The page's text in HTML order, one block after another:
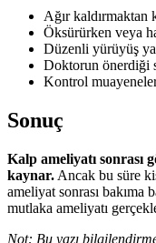
Ağır kaldırmaktan
Öksürürken veya
Düzenli yürüyüş
Doktorun önerdiği
Kontrol
Sonuç
Kalp ameliyatı sonrası
kaynar. Ancak bu süre
ameliyat sonrası
mutlaka ameliyatı
Not: Bu yazı